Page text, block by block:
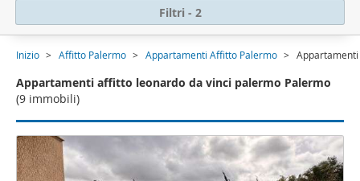
Filtri - 2
Inizio Affitto Palermo Appartamenti Affitto Palermo
Appartamenti affitto leonardo da vinci palermo Palermo
(9 immobili)